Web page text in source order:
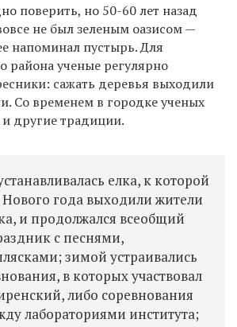
поверить, но 50-60 лет назад
не был зеленым оазисом —
напоминал пустырь. Для
района ученые регулярно
сажать деревья выходили
Со временем в городке ученых
другие традиции.
елка, к которой
Нового года выходили жители
и продолжался всеобщий
с песнями,
зимой устраивались
в которых участвовал
либо соревнования
лабораториями института;